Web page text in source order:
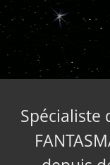
Spécialiste